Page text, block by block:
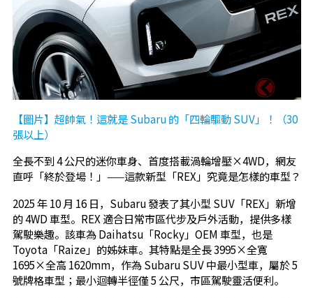
【圖片】超帥氣！這就是 Subaru 的「四輪驅動 SUV」！（30
張以上）
全長不到 4 公尺的迷你車身、首度搭載渦輪增壓×4WD，網友
直呼「終於登場！」——這款新型「REX」究竟是怎樣的車型？
2025 年 10 月 16 日，Subaru 發表了其小型 SUV「REX」新增
的 4WD 車型。REX 適合日常市區代步及戶外活動，提供多樣
駕駛樂趣。該車為 Daihatsu「Rocky」OEM 車型，也是
Toyota「Raize」的姊妹車。其特點是全長 3995×全寬
1695×全高 1620mm，作為 Subaru SUV 中最小型車，屬於 5
號牌格車型；最小迴轉半徑僅 5 公尺，市區駕駛靈活便利。